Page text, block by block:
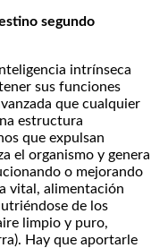
segundo
intrínseca
sus funciones
que cualquier
estructura
que expulsan
el organismo y genera
o mejorando
vital, alimentación
de los
limpio y puro,
Hay que aportarle